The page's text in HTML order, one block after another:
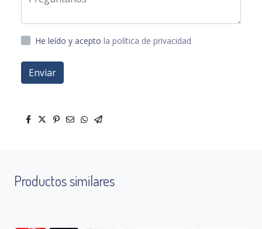
He leído y acepto la política de privacidad
Enviar
Productos similares